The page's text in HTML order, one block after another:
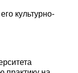
культурно-